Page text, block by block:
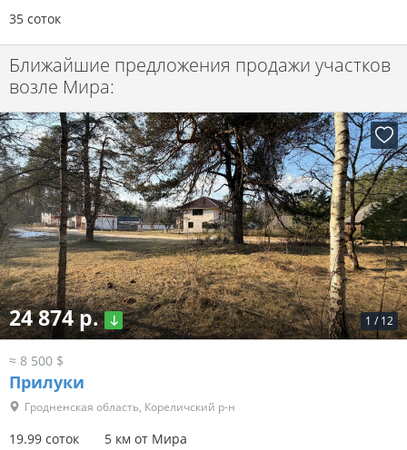
35 соток
Ближайшие предложения продажи участков
возле Мира:
1 / 12
24 874 р.
≈ 8 500 $
Прилуки
Гродненская область, Кореличский р-н
19.99 соток 5 км от Мира